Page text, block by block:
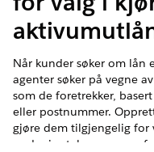
Når kunder søker om lån
agenter søker på vegne
som de foretrekker,
eller postnummer.
gjøre dem tilgjengelig for
under inntaksprosessen